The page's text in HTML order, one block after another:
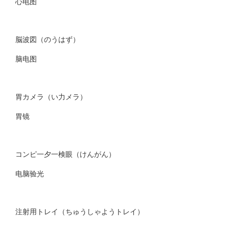
心电图
脳波図（のうはず）
脑电图
胃カメラ（い力メラ）
胃镜
コンピ一夕一検眼（けんがん）
电脑验光
注射用トレイ（ちゅうしゃようトレイ）